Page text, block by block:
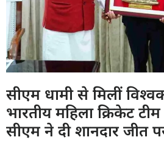
सीएम धामी से मिलीं
भारतीय महिला क्रिकेट
सीएम ने दी शानदार जीत